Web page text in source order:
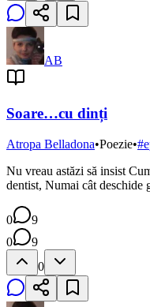
AB
Soare…cu dinți
Atropa Belladona•Poezie•#
Nu vreau astăzi să insist
dentist, Numai cât deschide
0
9
0
9
0